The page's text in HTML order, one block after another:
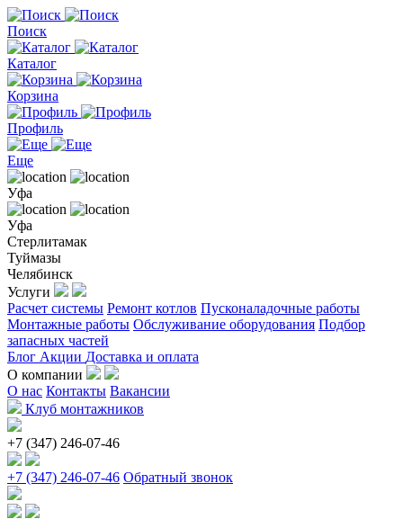
Поиск
Каталог
Корзина
Профиль
Еще
Уфа
Уфа
Стерлитамак
Туймазы
Челябинск
Услуги
Расчет системы Ремонт котлов Пусконаладочные работы
Монтажные работы Обслуживание оборудования Подбор
запасных частей
Блог Акции Доставка и оплата
О компании
О нас Контакты Вакансии
Клуб монтажников
+7 (347) 246-07-46
+7 (347) 246-07-46 Обратный звонок